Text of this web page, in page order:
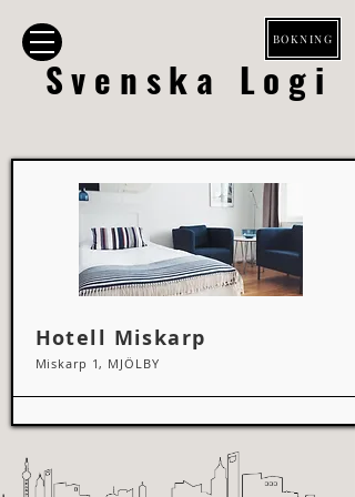
BOKNING
Svenska Logi
Hotell Miskarp
Miskarp 1, MJÖLBY